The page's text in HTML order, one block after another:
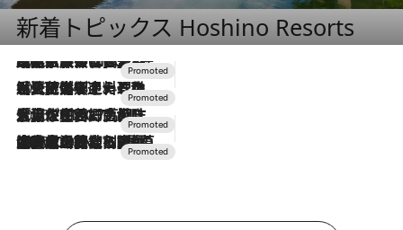
新着トピックス Hoshino Resorts
2026.7.31
【ホテル帰省】という選択肢をOMOが提案。家族とほどよい距離を保つには「昼は実家、夜は気兼ねなくホテルで！」
2026.7.24
【夏限定ディナーコース】旬を迎える稚鮎や花ズッキーニなどをイタリア・トスカーナの郷土料理の手法で満喫！
2026.7.17
「土佐和ハーブかき氷」がOMO7高知に登場！生姜、山椒、大葉など目にも舌にも涼を呼ぶ郷土の味
2026.7.10
NEW OPEN！【界 草津】名湯の地に誕生。趣の異なる2種の温泉と上州ならではの会席・蕎麦割烹など美食を味わう究極の癒やし旅